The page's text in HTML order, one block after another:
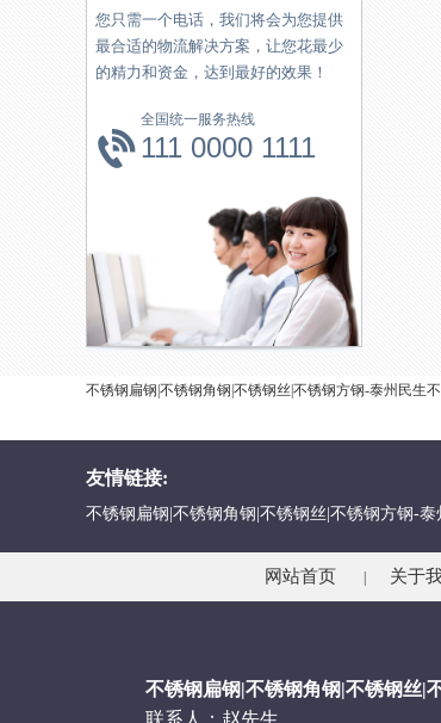
您只需一个电话，我们将会为您提供
最合适的物流解决方案，让您花最少
的精力和资金，达到最好的效果！
全国统一服务热线
111 0000 1111
不锈钢扁钢|不锈钢角钢|不锈钢丝|不锈钢方钢-泰州民生
友情链接:
不锈钢扁钢|不锈钢角钢|不锈钢丝|不锈钢方钢-泰
网站首页 关于
不锈钢扁钢|不锈钢角钢|不锈钢丝|
联系人：赵先生